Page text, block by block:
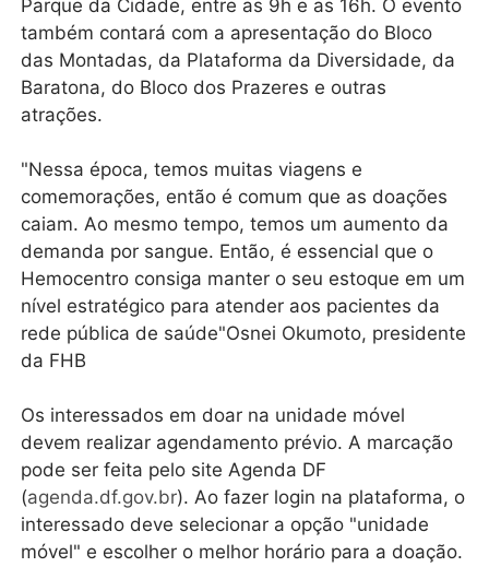
Parque da Cidade, entre as 9h e as 16h. O evento
também contará com a apresentação do Bloco
das Montadas, da Plataforma da Diversidade, da
Baratona, do Bloco dos Prazeres e outras
atrações.
"Nessa época, temos muitas viagens e
comemorações, então é comum que as doações
caiam. Ao mesmo tempo, temos um aumento da
demanda por sangue. Então, é essencial que o
Hemocentro consiga manter o seu estoque em um
nível estratégico para atender aos pacientes da
rede pública de saúde"Osnei Okumoto, presidente
da FHB
Os interessados em doar na unidade móvel
devem realizar agendamento prévio. A marcação
pode ser feita pelo site Agenda DF
(agenda.df.gov.br). Ao fazer login na plataforma, o
interessado deve selecionar a opção "unidade
móvel" e escolher o melhor horário para a doação.